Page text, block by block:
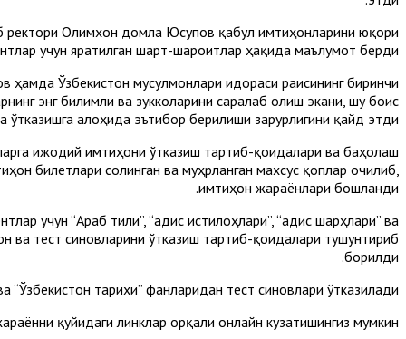
ректори Олимхон домла Юсупов қабул имтиҳонларини юқори
учун яратилган шарт-шароитлар ҳақида маълумот берди.
Ўзбекистон мусулмонлари идораси раисининг биринчи
энг билимли ва зукколарини саралаб олиш экани, шу боис
алоҳида эътибор берилиши зарурлигини қайд этди.
ижодий имтиҳони ўтказиш тартиб-қоидалари ва баҳолаш
билетлари солинган ва муҳрланган махсус қоплар очилиб,
имтиҳон жараёнлари бошланди.
учун “Араб тили”, “Ҳадис истилоҳлари”, “Ҳадис шарҳлари” ва
ва тест синовларини ўтказиш тартиб-қоидалари тушунтириб
борилди.
“Ўзбекистон тарихи” фанларидан тест синовлари ўтказилади.
қуйидаги линклар орқали онлайн кузатишингиз мумкин: